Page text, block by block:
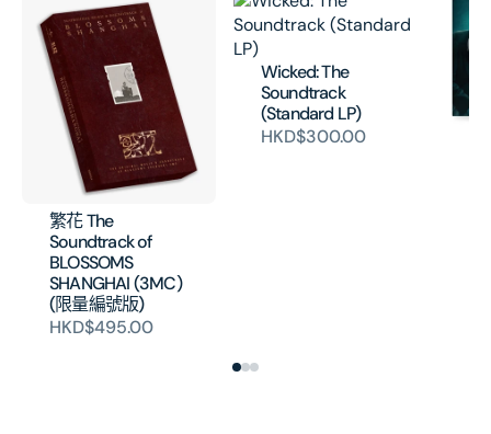
繁花 The
Soundtrack of
BLOSSOMS
SHANGHAI (3MC)
(限量編號版)
HKD$495.00
Wicked: The
Soundtrack
(Standard LP)
HKD$300.00